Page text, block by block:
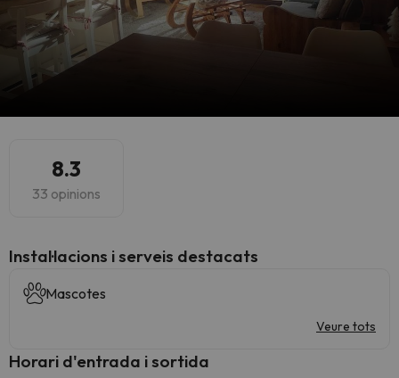
8.3
33 opinions
Instal·lacions i serveis destacats
Mascotes
Veure tots
Horari d'entrada i sortida